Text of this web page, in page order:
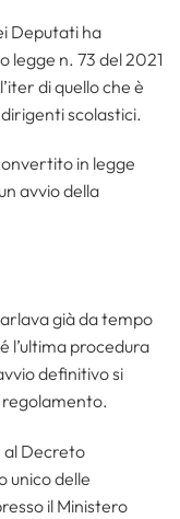
Deputati ha
n. 73 del 2021
di quello che è
scolastici.
in legge
avvio della
già da tempo
l’ultima procedura
definitivo si
regolamento.
al Decreto
unico delle
il Ministero